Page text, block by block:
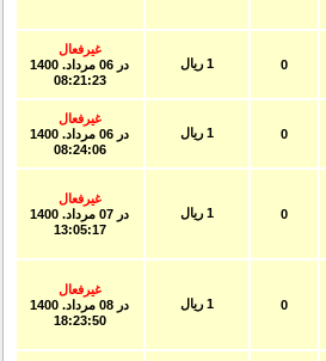
غیرفعال
در
06 مرداد. 1400
08:21:23
غیرفعال
در
06 مرداد. 1400
08:24:06
غیرفعال
در
07 مرداد. 1400
13:05:17
غیرفعال
در
08 مرداد. 1400
18:23:50